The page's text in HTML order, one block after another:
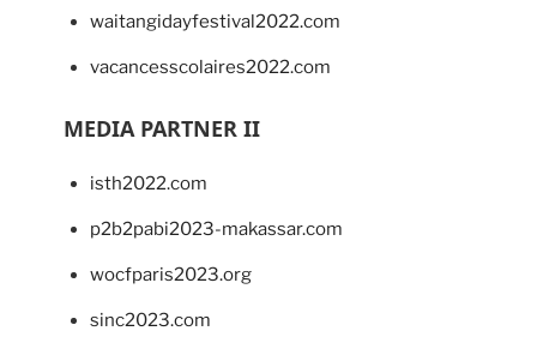
waitangidayfestival2022.com
vacancesscolaires2022.com
MEDIA PARTNER II
isth2022.com
p2b2pabi2023-makassar.com
wocfparis2023.org
sinc2023.com